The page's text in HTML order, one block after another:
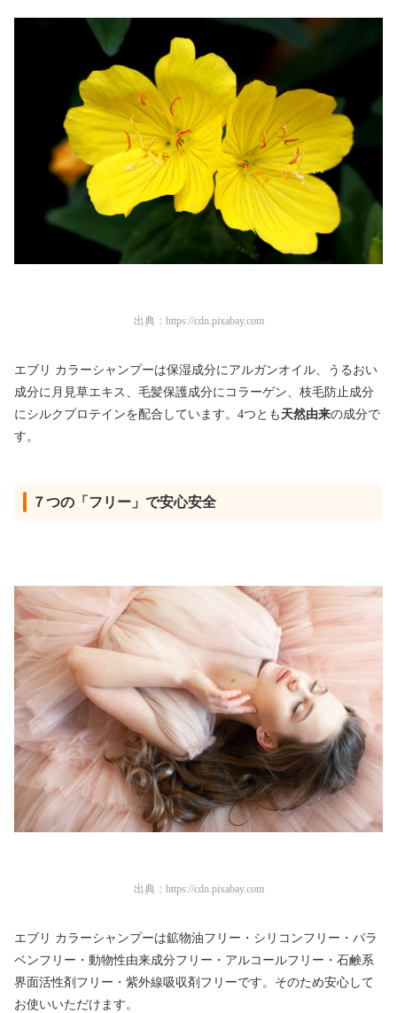
出典： https://cdn.pixabay.com
エブリ カラーシャンプーは保湿成分にアルガンオイル、うるおい
成分に月見草エキス、毛髪保護成分にコラーゲン、枝毛防止成分
にシルクプロテインを配合しています。4つとも 天然由来の成分で
す。
７つの「フリー」で安心安全
出典： https://cdn.pixabay.com
エブリ カラーシャンプーは鉱物油フリー・シリコンフリー・パラ
ベンフリー・動物性由来成分フリー・アルコールフリー・石鹸系
界面活性剤フリー・紫外線吸収剤フリーです。そのため安心して
お使いいただけます。